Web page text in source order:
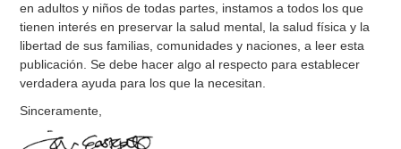
en adultos y niños de todas partes, instamos a todos los que
tienen interés en preservar la salud mental, la salud física y la
libertad de sus familias, comunidades y naciones, a leer esta
publicación. Se debe hacer algo al respecto para establecer
verdadera ayuda para los que la necesitan.
Sinceramente,